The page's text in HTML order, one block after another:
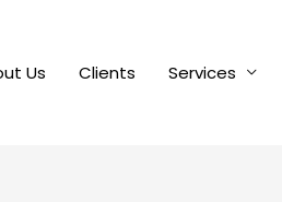
Us Clients Services